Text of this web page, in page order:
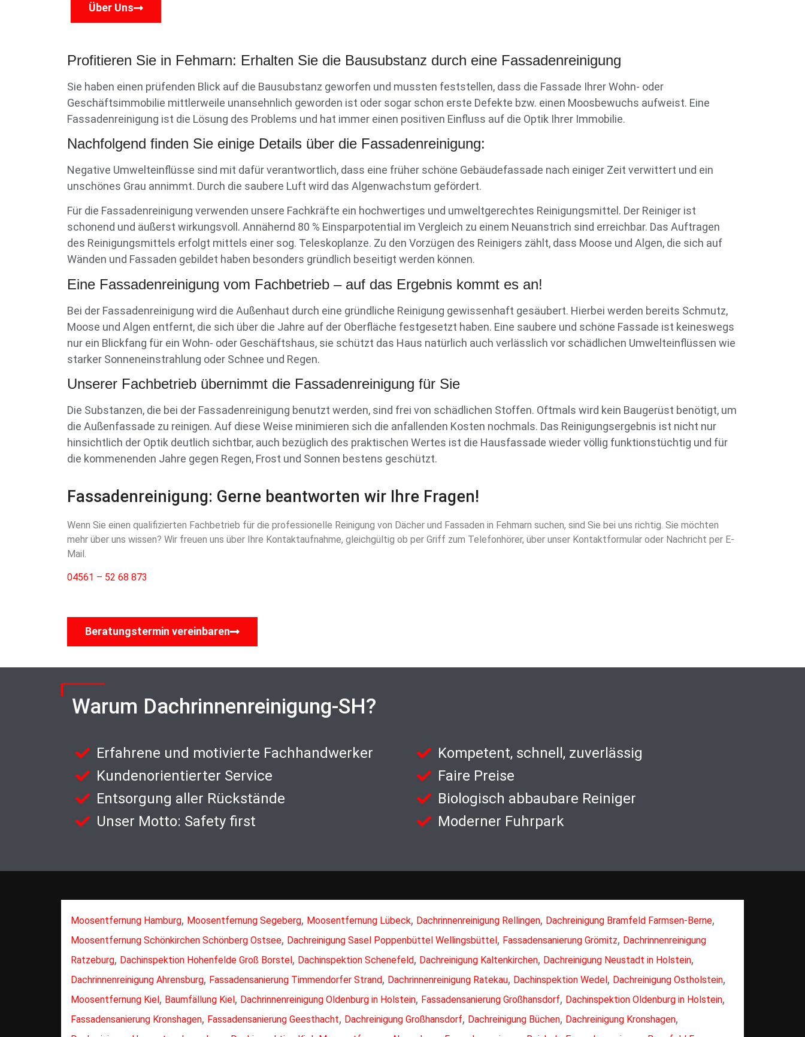
Über Uns
Profitieren Sie in Fehmarn: Erhalten Sie die Bausubstanz durch eine Fassadenreinigung
Sie haben einen prüfenden Blick auf die Bausubstanz geworfen und mussten feststellen, dass die Fassade Ihrer Wohn- oder
Geschäftsimmobilie mittlerweile unansehnlich geworden ist oder sogar schon erste Defekte bzw. einen Moosbewuchs aufweist. Eine
Fassadenreinigung ist die Lösung des Problems und hat immer einen positiven Einfluss auf die Optik Ihrer Immobilie.
Nachfolgend finden Sie einige Details über die Fassadenreinigung:
Negative Umwelteinflüsse sind mit dafür verantwortlich, dass eine früher schöne Gebäudefassade nach einiger Zeit verwittert und ein
unschönes Grau annimmt. Durch die saubere Luft wird das Algenwachstum gefördert.
Für die Fassadenreinigung verwenden unsere Fachkräfte ein hochwertiges und umweltgerechtes Reinigungsmittel. Der Reiniger ist
schonend und äußerst wirkungsvoll. Annähernd 80 % Einsparpotential im Vergleich zu einem Neuanstrich sind erreichbar. Das Auftragen
des Reinigungsmittels erfolgt mittels einer sog. Teleskoplanze. Zu den Vorzügen des Reinigers zählt, dass Moose und Algen, die sich auf
Wänden und Fassaden gebildet haben besonders gründlich beseitigt werden können.
Eine Fassadenreinigung vom Fachbetrieb – auf das Ergebnis kommt es an!
Bei der Fassadenreinigung wird die Außenhaut durch eine gründliche Reinigung gewissenhaft gesäubert. Hierbei werden bereits Schmutz,
Moose und Algen entfernt, die sich über die Jahre auf der Oberfläche festgesetzt haben. Eine saubere und schöne Fassade ist keineswegs
nur ein Blickfang für ein Wohn- oder Geschäftshaus, sie schützt das Haus natürlich auch verlässlich vor schädlichen Umwelteinflüssen wie
starker Sonneneinstrahlung oder Schnee und Regen.
Unserer Fachbetrieb übernimmt die Fassadenreinigung für Sie
Die Substanzen, die bei der Fassadenreinigung benutzt werden, sind frei von schädlichen Stoffen. Oftmals wird kein Baugerüst benötigt, um
die Außenfassade zu reinigen. Auf diese Weise minimieren sich die anfallenden Kosten nochmals. Das Reinigungsergebnis ist nicht nur
hinsichtlich der Optik deutlich sichtbar, auch bezüglich des praktischen Wertes ist die Hausfassade wieder völlig funktionstüchtig und für
die kommenenden Jahre gegen Regen, Frost und Sonnen bestens geschützt.
Fassadenreinigung: Gerne beantworten wir Ihre Fragen!
Wenn Sie einen qualifizierten Fachbetrieb für die professionelle Reinigung von Dächer und Fassaden in Fehmarn suchen, sind Sie bei uns richtig. Sie möchten
mehr über uns wissen? Wir freuen uns über Ihre Kontaktaufnahme, gleichgültig ob per Griff zum Telefonhörer, über unser Kontaktformular oder Nachricht per E-
Mail.
04561 – 52 68 873
Beratungstermin vereinbaren
Warum Dachrinnenreinigung-SH?
Erfahrene und motivierte Fachhandwerker
Kundenorientierter Service
Entsorgung aller Rückstände
Unser Motto: Safety first
Kompetent, schnell, zuverlässig
Faire Preise
Biologisch abbaubare Reiniger
Moderner Fuhrpark
Moosentfernung Hamburg, Moosentfernung Segeberg, Moosentfernung Lübeck, Dachrinnenreinigung Rellingen, Dachreinigung Bramfeld Farmsen-Berne,
Moosentfernung Schönkirchen Schönberg Ostsee, Dachreinigung Sasel Poppenbüttel Wellingsbüttel , Fassadensanierung Grömitz, Dachrinnenreinigung
Ratzeburg, Dachinspektion Hohenfelde Groß Borstel , Dachinspektion Schenefeld, Dachreinigung Kaltenkirchen, Dachreinigung Neustadt in Holstein,
Dachrinnenreinigung Ahrensburg, Fassadensanierung Timmendorfer Strand, Dachrinnenreinigung Ratekau, Dachinspektion Wedel , Dachreinigung Ostholstein,
Moosentfernung Kiel , Baumfällung Kiel , Dachrinnenreinigung Oldenburg in Holstein, Fassadensanierung Großhansdorf, Dachinspektion Oldenburg in Holstein,
Fassadensanierung Kronshagen, Fassadensanierung Geesthacht, Dachreinigung Großhansdorf, Dachreinigung Büchen, Dachreinigung Kronshagen,